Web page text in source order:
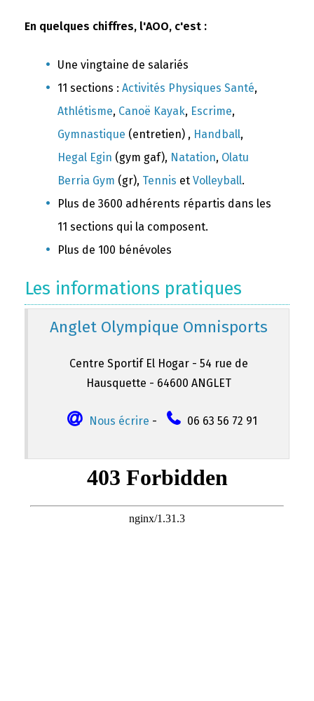
En quelques chiffres, l'AOO, c'est :
Une vingtaine de salariés
11 sections : Activités Physiques Santé,
Athlétisme, Canoë Kayak, Escrime,
Gymnastique (entretien) , Handball,
Hegal Egin (gym gaf), Natation, Olatu
Berria Gym (gr), Tennis et Volleyball.
Plus de 3600 adhérents répartis dans les
11 sections qui la composent.
Plus de 100 bénévoles
Les informations pratiques
Anglet Olympique Omnisports
Centre Sportif El Hogar - 54 rue de
Hausquette - 64600 ANGLET
Nous écrire - 06 63 56 72 91